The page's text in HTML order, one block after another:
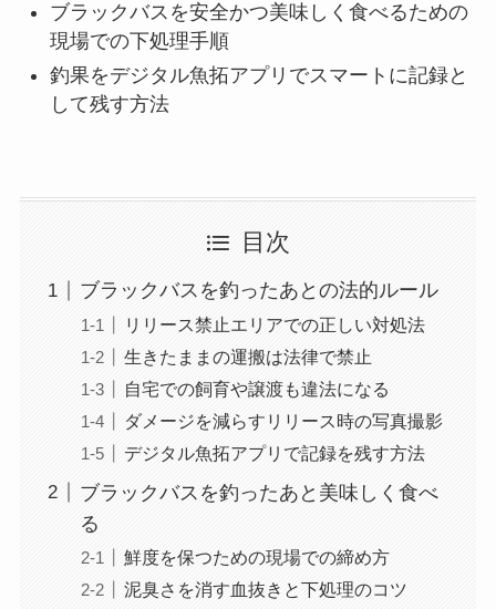
ブラックバスを安全かつ美味しく食べるための
現場での下処理手順
釣果をデジタル魚拓アプリでスマートに記録と
して残す方法
目次
ブラックバスを釣ったあとの法的ルール
リリース禁止エリアでの正しい対処法
生きたままの運搬は法律で禁止
自宅での飼育や譲渡も違法になる
ダメージを減らすリリース時の写真撮影
デジタル魚拓アプリで記録を残す方法
ブラックバスを釣ったあと美味しく食べ
る
鮮度を保つための現場での締め方
泥臭さを消す血抜きと下処理のコツ